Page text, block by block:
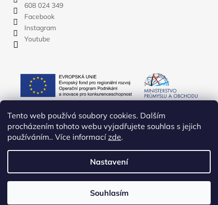
Tento web používá soubory cookies. Dalším
procházením tohoto webu vyjadřujete souhlas s jejich
používáním.. Více informacízde.
Nastavení
Souhlasím
608 024 349
Facebook
Instagram
Youtube
Copyright 2026YATE.CZ. Všechna práva vyhrazena.Upravit
nastavení cookies